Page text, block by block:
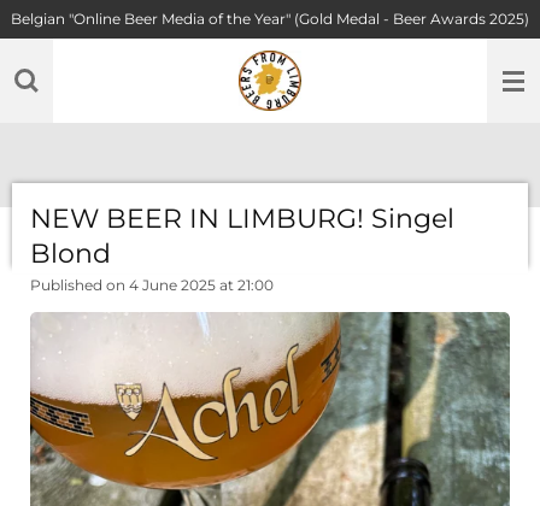
Skip
main
content
Belgian "Online Beer Media of the Year" (Gold Medal - Beer Awards 2025)
NEW BEER IN LIMBURG! Singel
Blond
Published on 4 June 2025 at 21:00